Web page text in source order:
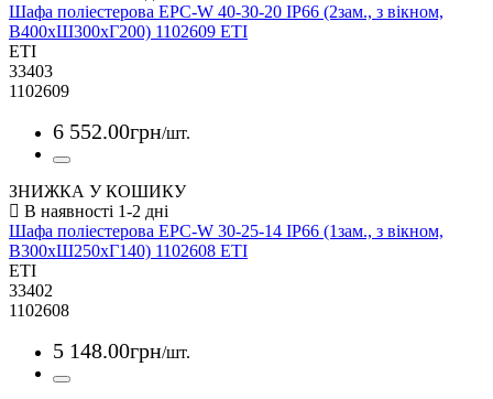
Шафа поліестерова EPC-W 40-30-20 IP66 (2зам., з вікном,
В400xШ300xГ200) 1102609 ETI
ETI
33403
1102609
6 552.00грн/шт.
ЗНИЖКА У КОШИКУ
Шафа поліестерова EPC-W 30-25-14 IP66 (1зам., з вікном,
В300xШ250xГ140) 1102608 ETI
ETI
33402
1102608
5 148.00грн/шт.